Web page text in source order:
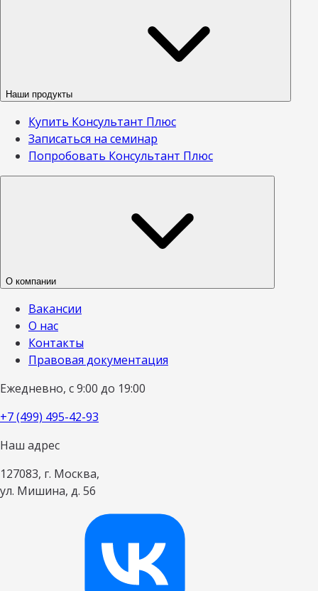
Наши продукты
Купить Консультант Плюс
Записаться на семинар
Попробовать Консультант Плюс
О компании
Вакансии
О нас
Контакты
Правовая документация
Ежедневно, с 9:00 до 19:00
+7 (499) 495-42-93
Наш адрес
127083, г. Москва,
ул. Мишина, д. 56